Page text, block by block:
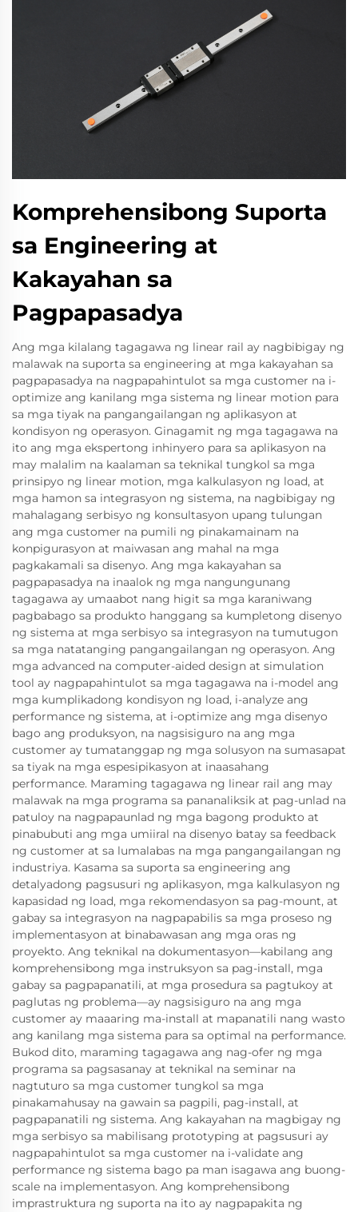
Komprehensibong Suporta
sa Engineering at
Kakayahan sa
Pagpapasadya
Ang mga kilalang tagagawa ng linear rail ay nagbibigay ng
malawak na suporta sa engineering at mga kakayahan sa
pagpapasadya na nagpapahintulot sa mga customer na i-
optimize ang kanilang mga sistema ng linear motion para
sa mga tiyak na pangangailangan ng aplikasyon at
kondisyon ng operasyon. Ginagamit ng mga tagagawa na
ito ang mga ekspertong inhinyero para sa aplikasyon na
may malalim na kaalaman sa teknikal tungkol sa mga
prinsipyo ng linear motion, mga kalkulasyon ng load, at
mga hamon sa integrasyon ng sistema, na nagbibigay ng
mahalagang serbisyo ng konsultasyon upang tulungan
ang mga customer na pumili ng pinakamainam na
konpigurasyon at maiwasan ang mahal na mga
pagkakamali sa disenyo. Ang mga kakayahan sa
pagpapasadya na inaalok ng mga nangungunang
tagagawa ay umaabot nang higit sa mga karaniwang
pagbabago sa produkto hanggang sa kumpletong disenyo
ng sistema at mga serbisyo sa integrasyon na tumutugon
sa mga natatanging pangangailangan ng operasyon. Ang
mga advanced na computer-aided design at simulation
tool ay nagpapahintulot sa mga tagagawa na i-model ang
mga kumplikadong kondisyon ng load, i-analyze ang
performance ng sistema, at i-optimize ang mga disenyo
bago ang produksyon, na nagsisiguro na ang mga
customer ay tumatanggap ng mga solusyon na sumasapat
sa tiyak na mga espesipikasyon at inaasahang
performance. Maraming tagagawa ng linear rail ang may
malawak na mga programa sa pananaliksik at pag-unlad na
patuloy na nagpapaunlad ng mga bagong produkto at
pinabubuti ang mga umiiral na disenyo batay sa feedback
ng customer at sa lumalabas na mga pangangailangan ng
industriya. Kasama sa suporta sa engineering ang
detalyadong pagsusuri ng aplikasyon, mga kalkulasyon ng
kapasidad ng load, mga rekomendasyon sa pag-mount, at
gabay sa integrasyon na nagpapabilis sa mga proseso ng
implementasyon at binabawasan ang mga oras ng
proyekto. Ang teknikal na dokumentasyon—kabilang ang
komprehensibong mga instruksyon sa pag-install, mga
gabay sa pagpapanatili, at mga prosedura sa pagtukoy at
paglutas ng problema—ay nagsisiguro na ang mga
customer ay maaaring ma-install at mapanatili nang wasto
ang kanilang mga sistema para sa optimal na performance.
Bukod dito, maraming tagagawa ang nag-ofer ng mga
programa sa pagsasanay at teknikal na seminar na
nagtuturo sa mga customer tungkol sa mga
pinakamahusay na gawain sa pagpili, pag-install, at
pagpapanatili ng sistema. Ang kakayahan na magbigay ng
mga serbisyo sa mabilisang prototyping at pagsusuri ay
nagpapahintulot sa mga customer na i-validate ang
performance ng sistema bago pa man isagawa ang buong-
scale na implementasyon. Ang komprehensibong
imprastruktura ng suporta na ito ay nagpapakita ng